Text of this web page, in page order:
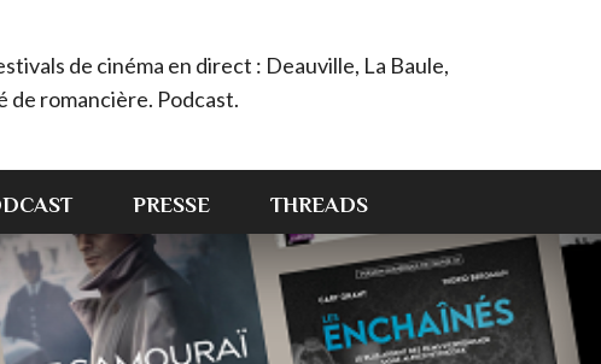
de cinéma en direct : Deauville, La Baule,
de romancière. Podcast.
PRESSE THREADS